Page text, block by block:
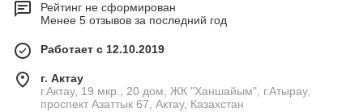
Рейтинг не сформирован
Менее 5 отзывов за последний год
Работает с 12.10.2019
г. Актау
г.Актау, 19 мкр., 20 дом, ЖК "Ханшайым", г.Атырау,
проспект Азаттык 67, Актау, Казахстан